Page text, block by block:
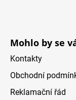
Mohlo by se
Kontakty
Obchodní
Reklamační řád